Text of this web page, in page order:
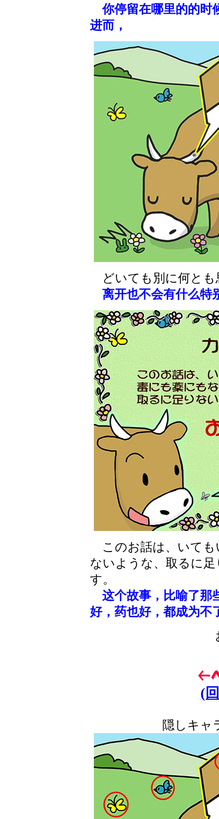
你停留在哪里的的时
进而，
どいても別に何とも
离开也不会有什么特
このお話は、いても
ないような、取るに
す。
这个故事，比喻了那
好，药也好，都成为不
(
隠しキャ